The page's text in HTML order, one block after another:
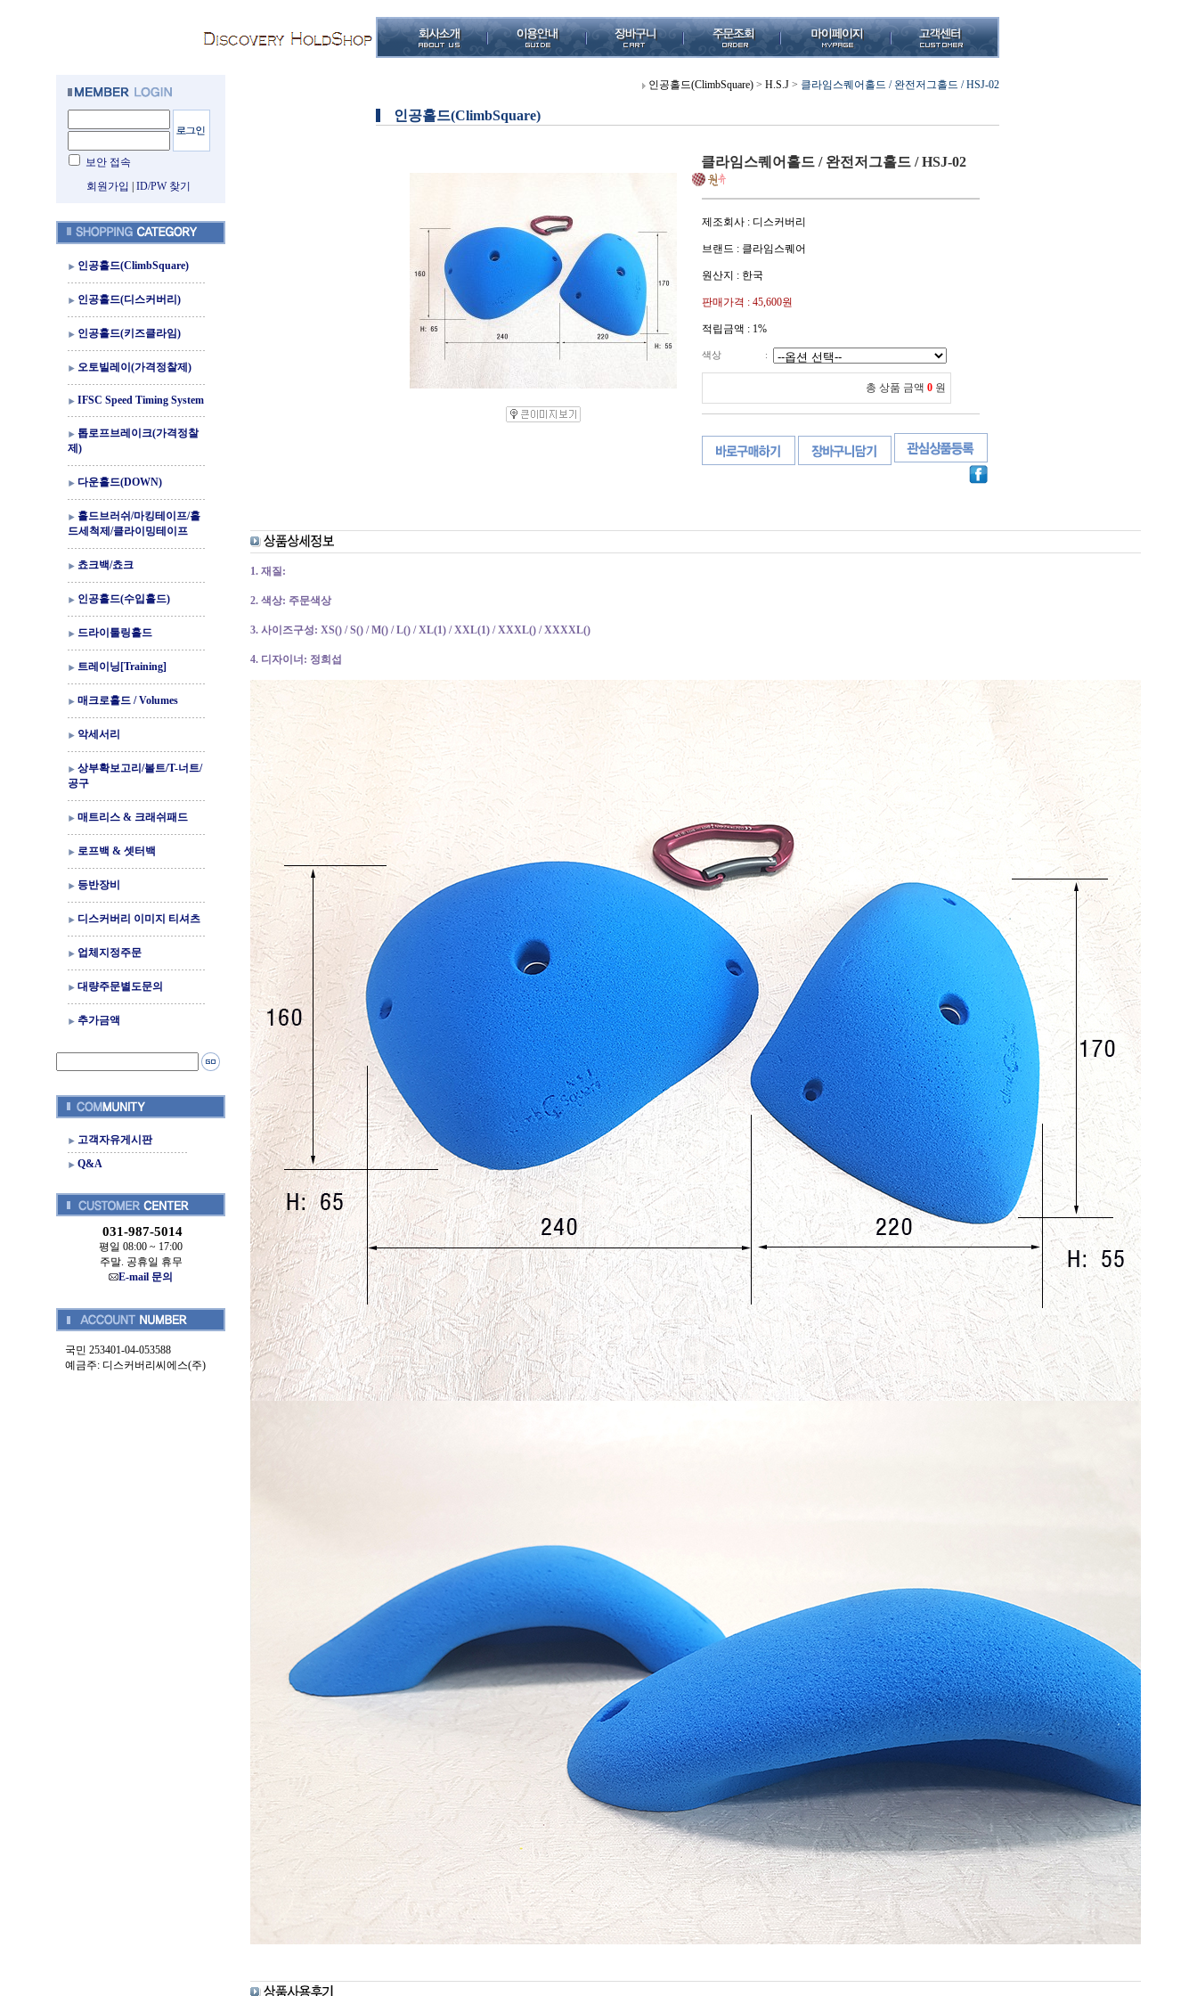
보안 접속
회원가입
ID/PW 찾기
인공홀드(ClimbSquare)
인공홀드(디스커버리)
인공홀드(키즈클라임)
오토빌레이(가격정찰제)
IFSC Speed Timing System
톱로프브레이크(가격정찰
제)
다운홀드(DOWN)
홀드브러쉬/마킹테이프/홀
드세척제/클라이밍테이프
쵸크백/쵸크
인공홀드(수입홀드)
드라이툴링홀드
트레이닝[Training]
매크로홀드 / Volumes
악세서리
상부확보고리/볼트/T-너트/
공구
매트리스 & 크래쉬패드
로프백 & 셋터백
등반장비
디스커버리 이미지 티셔츠
업체지정주문
대량주문별도문의
추가금액
고객자유게시판
Q&A
031-987-5014
평일 08:00 ~ 17:00
주말. 공휴일 휴무
E-mail 문의
국민 253401-04-053588
예금주: 디스커버리씨에스(주)
인공홀드(ClimbSquare) > H.S.J > 클라임스퀘어홀드 / 완전저그홀드 / HSJ-02
인공홀드(ClimbSquare)
클라임스퀘어홀드 / 완전저그홀드 / HSJ-02
제조회사 : 디스커버리
브랜드 : 클라임스퀘어
원산지 : 한국
판매가격 : 45,600원
적립금액 : 1%
색상 :
총 상품 금액 0 원
1. 재질:
2. 색상: 주문색상
3. 사이즈구성: XS() / S() / M() / L() / XL(1) / XXL(1) / XXXL() / XXXXL()
4. 디자이너: 정희섭